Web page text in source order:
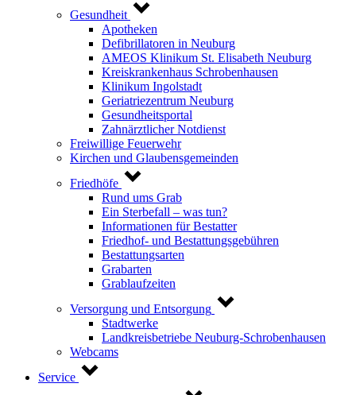
Gesundheit
Apotheken
Defibrillatoren in Neuburg
AMEOS Klinikum St. Elisabeth Neuburg
Kreiskrankenhaus Schrobenhausen
Klinikum Ingolstadt
Geriatriezentrum Neuburg
Gesundheitsportal
Zahnärztlicher Notdienst
Freiwillige Feuerwehr
Kirchen und Glaubensgemeinden
Friedhöfe
Rund ums Grab
Ein Sterbefall – was tun?
Informationen für Bestatter
Friedhof- und Bestattungsgebühren
Bestattungsarten
Grabarten
Grablaufzeiten
Versorgung und Entsorgung
Stadtwerke
Landkreisbetriebe Neuburg-Schrobenhausen
Webcams
Service